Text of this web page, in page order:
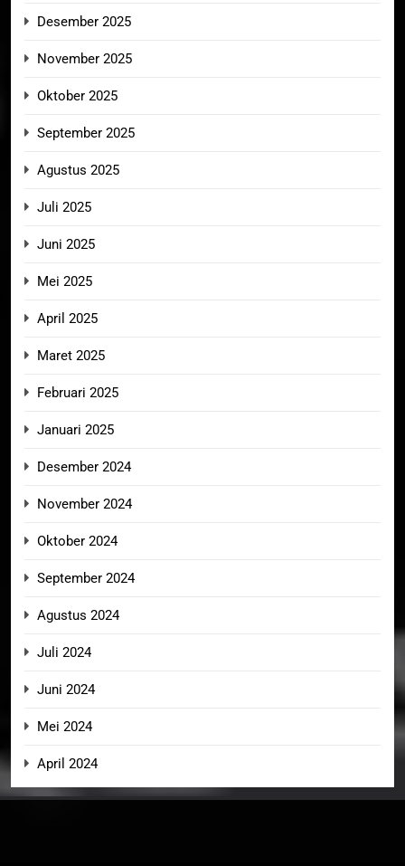
Desember 2025
November 2025
Oktober 2025
September 2025
Agustus 2025
Juli 2025
Juni 2025
Mei 2025
April 2025
Maret 2025
Februari 2025
Januari 2025
Desember 2024
November 2024
Oktober 2024
September 2024
Agustus 2024
Juli 2024
Juni 2024
Mei 2024
April 2024